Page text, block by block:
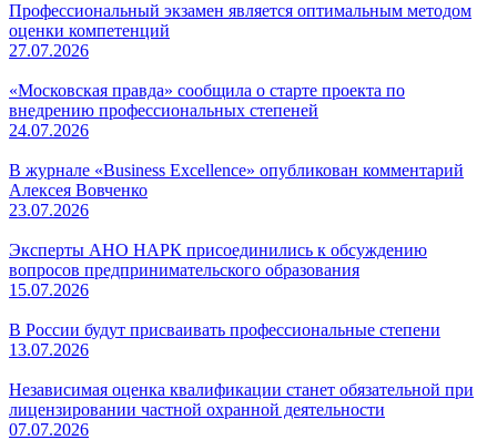
Профессиональный экзамен является оптимальным методом
оценки компетенций
27.07.2026
«Московская правда» сообщила о старте проекта по
внедрению профессиональных степеней
24.07.2026
В журнале «Business Excellence» опубликован комментарий
Алексея Вовченко
23.07.2026
Эксперты АНО НАРК присоединились к обсуждению
вопросов предпринимательского образования
15.07.2026
В России будут присваивать профессиональные степени
13.07.2026
Независимая оценка квалификации станет обязательной при
лицензировании частной охранной деятельности
07.07.2026